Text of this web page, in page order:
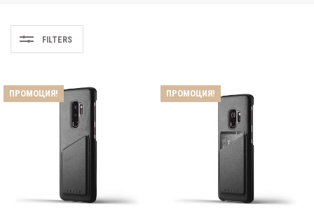
FILTERS
ПРОМОЦИЯ! ПРОМОЦИЯ!